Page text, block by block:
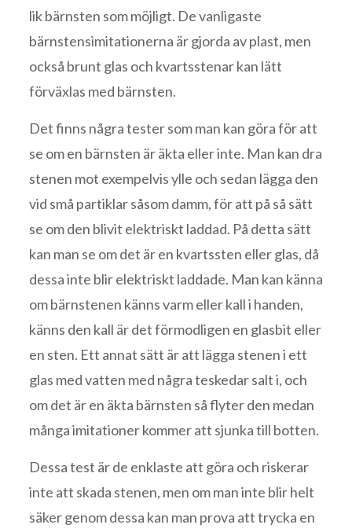
lik bärnsten som möjligt. De vanligaste
bärnstensimitationerna är gjorda av plast, men
också brunt glas och kvartsstenar kan lätt
förväxlas med bärnsten.
Det finns några tester som man kan göra för att
se om en bärnsten är äkta eller inte. Man kan dra
stenen mot exempelvis ylle och sedan lägga den
vid små partiklar såsom damm, för att på så sätt
se om den blivit elektriskt laddad. På detta sätt
kan man se om det är en kvartssten eller glas, då
dessa inte blir elektriskt laddade. Man kan känna
om bärnstenen känns varm eller kall i handen,
känns den kall är det förmodligen en glasbit eller
en sten. Ett annat sätt är att lägga stenen i ett
glas med vatten med några teskedar salt i, och
om det är en äkta bärnsten så flyter den medan
många imitationer kommer att sjunka till botten.
Dessa test är de enklaste att göra och riskerar
inte att skada stenen, men om man inte blir helt
säker genom dessa kan man prova att trycka en